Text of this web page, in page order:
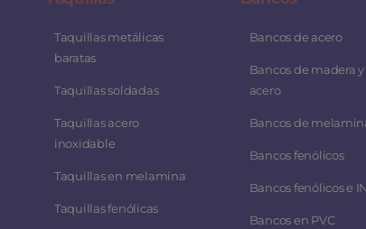
Taquillas metálicas
baratas
Taquillas soldadas
Taquillas acero
inoxidable
Taquillas en melamina
Taquillas fenólicas
Bancos de acero
Bancos de madera y
acero
Bancos de
Bancos fenólicos
Bancos fenólicos e
Bancos en PVC